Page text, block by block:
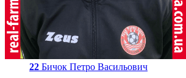
22 Бичок Петро Васильович